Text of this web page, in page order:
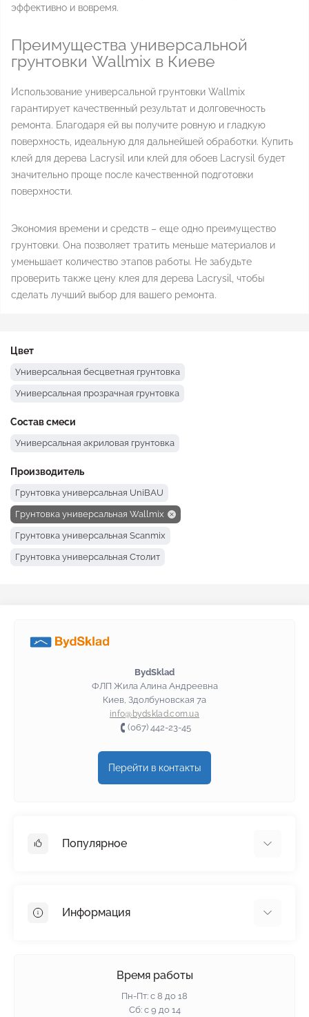
эффективно и вовремя.
Преимущества универсальной
грунтовки Wallmix в Киеве
Использование универсальной грунтовки Wallmix
гарантирует качественный результат и долговечность
ремонта. Благодаря ей вы получите ровную и гладкую
поверхность, идеальную для дальнейшей обработки. Купить
клей для дерева Lacrysil или клей для обоев Lacrysil будет
значительно проще после качественной подготовки
поверхности.
Экономия времени и средств – еще одно преимущество
грунтовки. Она позволяет тратить меньше материалов и
уменьшает количество этапов работы. Не забудьте
проверить также цену клея для дерева Lacrysil, чтобы
сделать лучший выбор для вашего ремонта.
Цвет
Универсальная бесцветная грунтовка
Универсальная прозрачная грунтовка
Состав смеси
Универсальная акриловая грунтовка
Производитель
Грунтовка универсальная UniBAU
Грунтовка универсальная Wallmix
Грунтовка универсальная Scanmix
Грунтовка универсальная Столит
Универсальная грунтовка Ceresit
Универсальная грунтовка Baumit
Грунтовка универсальная Anserglob
BydSklad
ФЛП Жила Алина Андреевна
Киев, Здолбуновская 7а
info@bydsklad.com.ua
(067) 442-23-45
Перейти в контакты
Популярное
Пенопласт
Информация
Время работы
Пн-Пт: с 8 до 18
Сб: с 9 до 14